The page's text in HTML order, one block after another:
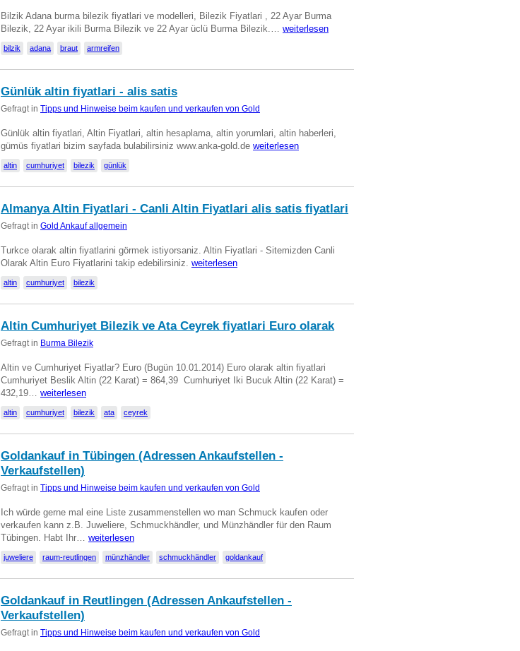
Bilzik Adana burma bilezik fiyatlari ve modelleri, Bilezik Fiyatlari , 22 Ayar Burma
Bilezik, 22 Ayar ikili Burma Bilezik ve 22 Ayar üclü Burma Bilezik.… weiterlesen
bilzik adana braut armreifen
Günlük altin fiyatlari - alis satis
Gefragt in Tipps und Hinweise beim kaufen und verkaufen von Gold
Günlük altin fiyatlari, Altin Fiyatlari, altin hesaplama, altin yorumlari, altin haberleri,
gümüs fiyatlari bizim sayfada bulabilirsiniz www.anka-gold.de weiterlesen
altin cumhuriyet bilezik günlük
Almanya Altin Fiyatlari - Canli Altin Fiyatlari alis satis fiyatlari
Gefragt in Gold Ankauf allgemein
Turkce olarak altin fiyatlarini görmek istiyorsaniz. Altin Fiyatlari - Sitemizden Canli
Olarak Altin Euro Fiyatlarini takip edebilirsiniz. weiterlesen
altin cumhuriyet bilezik
Altin Cumhuriyet Bilezik ve Ata Ceyrek fiyatlari Euro olarak
Gefragt in Burma Bilezik
Altin ve Cumhuriyet Fiyatlar? Euro (Bugün 10.01.2014) Euro olarak altin fiyatlari
Cumhuriyet Beslik Altin (22 Karat) = 864,39  Cumhuriyet Iki Bucuk Altin (22 Karat) =
432,19… weiterlesen
altin cumhuriyet bilezik ata ceyrek
Goldankauf in Tübingen (Adressen Ankaufstellen -
Verkaufstellen)
Gefragt in Tipps und Hinweise beim kaufen und verkaufen von Gold
Ich würde gerne mal eine Liste zusammenstellen wo man Schmuck kaufen oder
verkaufen kann z.B. Juweliere, Schmuckhändler, und Münzhändler für den Raum
Tübingen. Habt Ihr… weiterlesen
juweliere raum-reutlingen münzhändler schmuckhändler goldankauf
Goldankauf in Reutlingen (Adressen Ankaufstellen -
Verkaufstellen)
Gefragt in Tipps und Hinweise beim kaufen und verkaufen von Gold